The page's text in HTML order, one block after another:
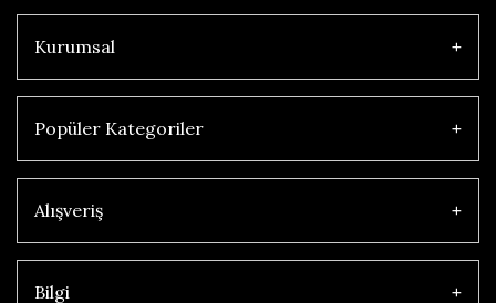
Kurumsal
Popüler Kategoriler
Alışveriş
Bilgi